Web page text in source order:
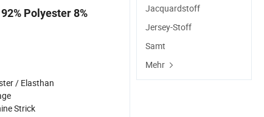
Polyester 8%
/ Elasthan
Strick
Jacquardstoff
Jersey-Stoff
Samt
Mehr